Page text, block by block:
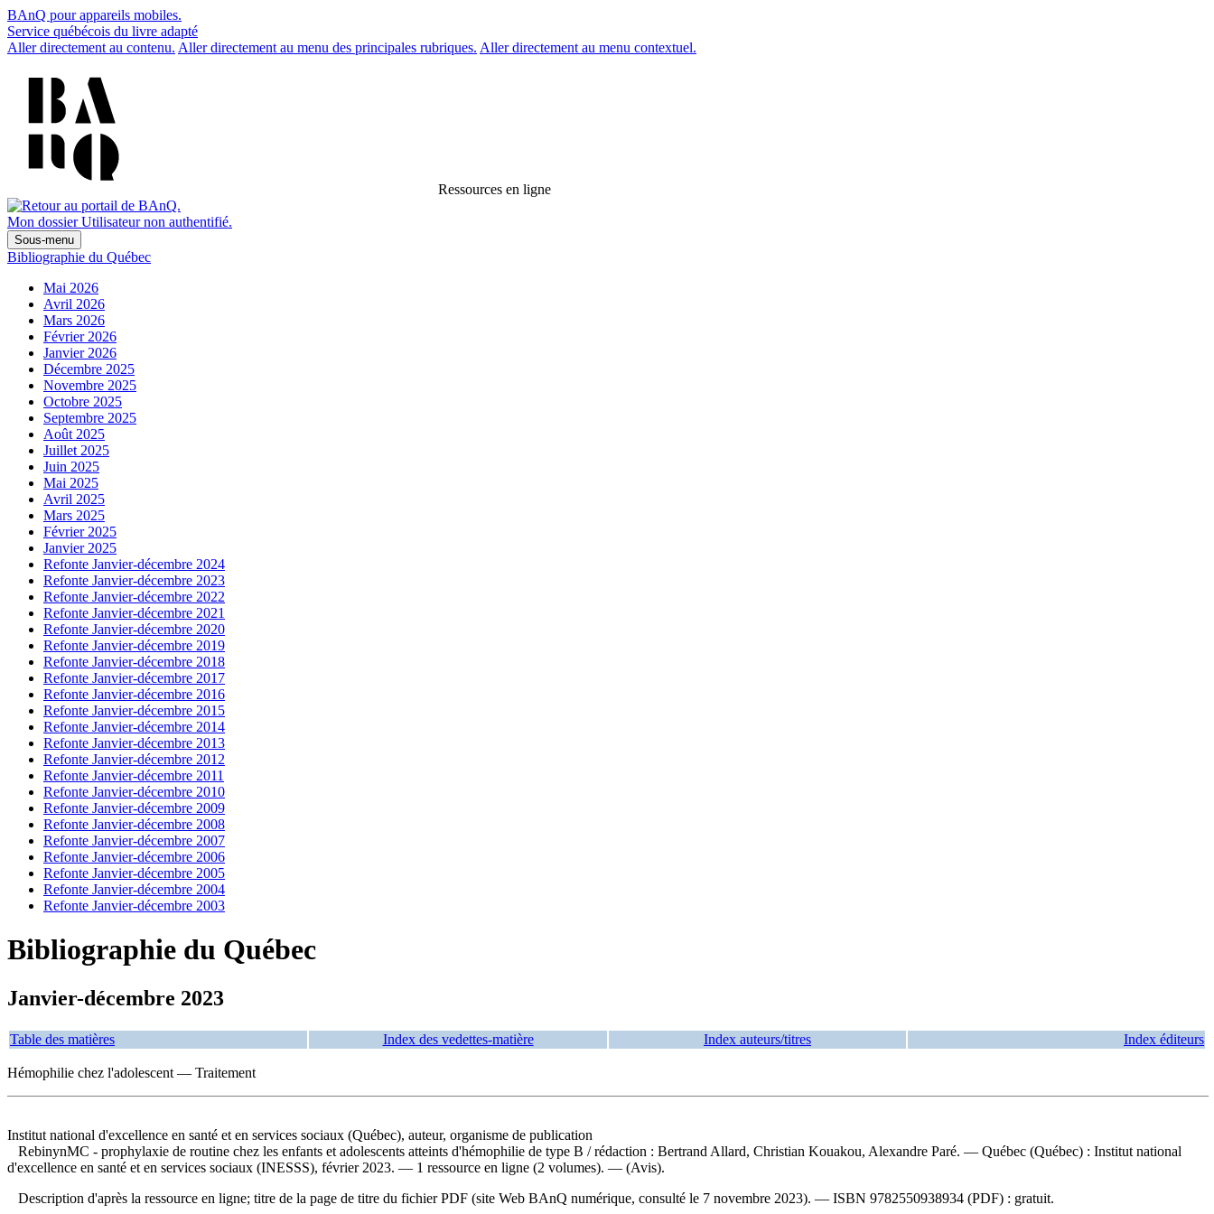
BAnQ pour appareils mobiles.
Service québécois du livre adapté
Aller directement au contenu. Aller directement au menu des principales rubriques. Aller directement au menu contextuel.
Ressources en ligne
Mon dossier Utilisateur non authentifié.
Sous-menu
Bibliographie du Québec
Mai 2026
Avril 2026
Mars 2026
Février 2026
Janvier 2026
Décembre 2025
Novembre 2025
Octobre 2025
Septembre 2025
Août 2025
Juillet 2025
Juin 2025
Mai 2025
Avril 2025
Mars 2025
Février 2025
Janvier 2025
Refonte Janvier-décembre 2024
Refonte Janvier-décembre 2023
Refonte Janvier-décembre 2022
Refonte Janvier-décembre 2021
Refonte Janvier-décembre 2020
Refonte Janvier-décembre 2019
Refonte Janvier-décembre 2018
Refonte Janvier-décembre 2017
Refonte Janvier-décembre 2016
Refonte Janvier-décembre 2015
Refonte Janvier-décembre 2014
Refonte Janvier-décembre 2013
Refonte Janvier-décembre 2012
Refonte Janvier-décembre 2011
Refonte Janvier-décembre 2010
Refonte Janvier-décembre 2009
Refonte Janvier-décembre 2008
Refonte Janvier-décembre 2007
Refonte Janvier-décembre 2006
Refonte Janvier-décembre 2005
Refonte Janvier-décembre 2004
Refonte Janvier-décembre 2003
Bibliographie du Québec
Janvier-décembre 2023
Table des matières Index des vedettes-matière Index auteurs/titres Index éditeurs
Hémophilie chez l'adolescent — Traitement
Institut national d'excellence en santé et en services sociaux (Québec), auteur, organisme de publication
RebinynMC - prophylaxie de routine chez les enfants et adolescents atteints d'hémophilie de type B / rédaction : Bertrand Allard, Christian Kouakou, Alexandre Paré. — Québec (Québec) : Institut national
d'excellence en santé et en services sociaux (INESSS), février 2023. — 1 ressource en ligne (2 volumes). — (Avis).
Description d'après la ressource en ligne; titre de la page de titre du fichier PDF (site Web BAnQ numérique, consulté le 7 novembre 2023). — ISBN 9782550938934 (PDF) : gratuit.